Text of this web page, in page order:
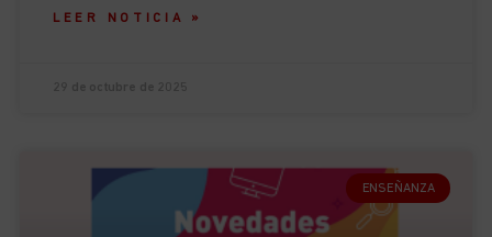
LEER NOTICIA »
ENSEÑANZA